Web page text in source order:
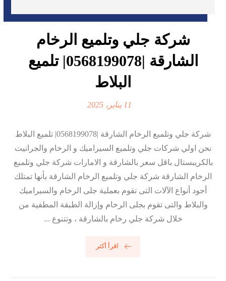
شركة جلي وتلميع الرخام
الشارقة |0568199078| تلميع
البلاط
11 يناير، 2025
شركة جلي وتلميع الرخام الشارقة |0568199078| تلميع البلاط
نحن اولي شركات جلي وتلميع السيراميك و الرخام والجرانيت
بالكريبستال باقل سعر بالشارقة و الامارات شركة جلي وتلميع
الرخام الشارقة شركة جلي وتلميع الرخام الشارقة بأنها تمتلك
أجود أنواع الآلات التى تقوم بعملية جلى الرخام والسيراميك
والبلاط والتى تقوم بجلى الرخام وإزالة الطبقة المطفية من
خلال شركة جلي رخام بالشارقة ، وتتنوع ...
اقرأ أكثر